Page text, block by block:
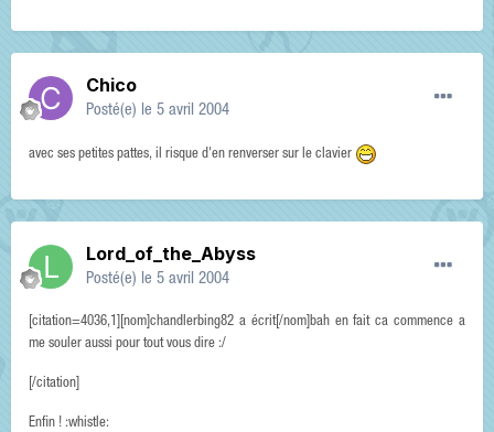
Chico
Posté(e) le 5 avril 2004
avec ses petites pattes, il risque d'en renverser sur le clavier
Lord_of_the_Abyss
Posté(e) le 5 avril 2004
[citation=4036,1][nom]chandlerbing82 a écrit[/nom]bah en fait ca commence a
me souler aussi pour tout vous dire :/
[/citation]
Enfin ! :whistle: